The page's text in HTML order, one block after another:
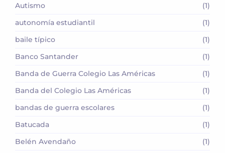
Autismo
(1)
autonomía estudiantil
(1)
baile típico
(1)
Banco Santander
(1)
Banda de Guerra Colegio Las Américas
(1)
Banda del Colegio Las Américas
(1)
bandas de guerra escolares
(1)
Batucada
(1)
Belén Avendaño
(1)